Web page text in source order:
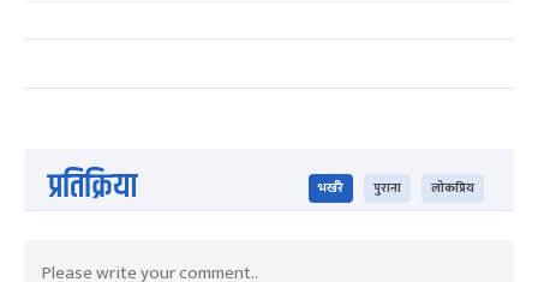
प्रतिक्रिया भर्खरै पुराना लोकप्रिय